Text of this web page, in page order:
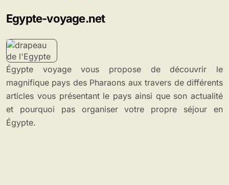
des
Egypte-voyage.net
Égypte voyage vous propose de découvrir le
magnifique pays des Pharaons aux travers de différents
articles vous présentant le pays ainsi que son actualité
et pourquoi pas organiser votre propre séjour en
Égypte.